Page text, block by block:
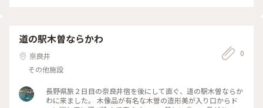
道の駅木曽ならかわ
奈良井
その他施設
0
長野県旅２日目の奈良井宿を後にして直ぐ、道の駅木曽ならか
わに来ました。 木像品が有名な木曽の造形美が入り口からド